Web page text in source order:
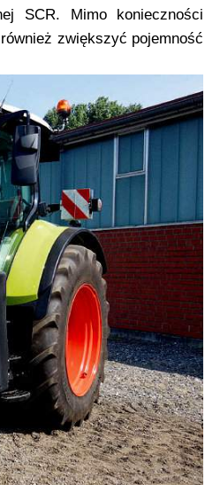
SCR. Mimo konieczności
zwiększyć pojemność